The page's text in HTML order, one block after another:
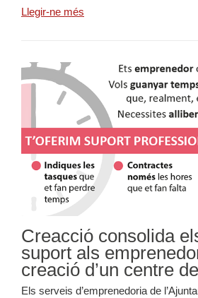
Llegir-ne més
Creacció consolida
suport als
creació d’un centre
Els serveis d’emprenedoria de